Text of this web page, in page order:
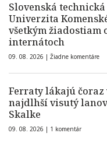
Slovenská
Univerzita
všetkým žiadostiam
internátoch
09. 08. 2026 | Žiadne komentáre
Ferraty lákajú čoraz
najdlhší visutý
Skalke
09. 08. 2026 | 1 komentár